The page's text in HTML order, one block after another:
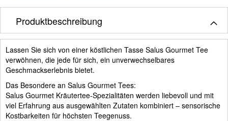
Produktbeschreibung
Lassen Sie sich von einer köstlichen Tasse Salus Gourmet Tee
verwöhnen, die jede für sich, ein unverwechselbares
Geschmackserlebnis bietet.
Das Besondere an Salus Gourmet Tees:
Salus Gourmet Kräutertee-Spezialitäten werden liebevoll und mit
viel Erfahrung aus ausgewählten Zutaten kombiniert – sensorische
Kostbarkeiten für höchsten Teegenuss.